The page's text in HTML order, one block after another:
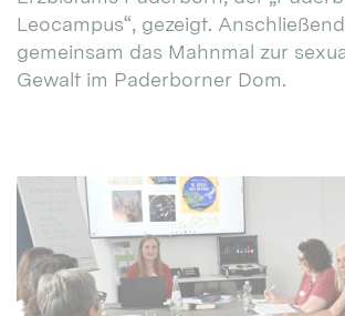
Leocampus“, gezeigt.
gemeinsam das Mahnmal zur
Gewalt im Paderborner Dom.